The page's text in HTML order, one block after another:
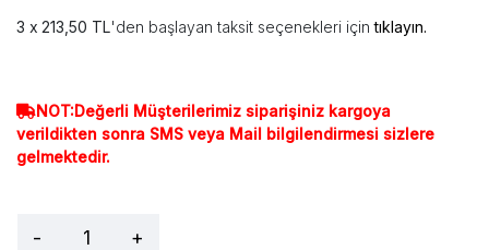
213,50 TL'den başlayan taksit seçenekleri içintıklayın.
NOT:Değerli Müşterilerimiz siparişiniz kargoya
verildikten sonra SMS veya Mail bilgilendirmesi sizlere
gelmektedir.
- +